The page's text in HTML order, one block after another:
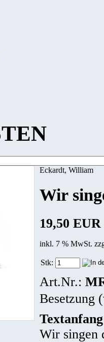
Eckardt, William
Wir
19,50 EUR
inkl. 7 % MwSt.
Stk:
Art.Nr.:
Besetzung
Wir singen